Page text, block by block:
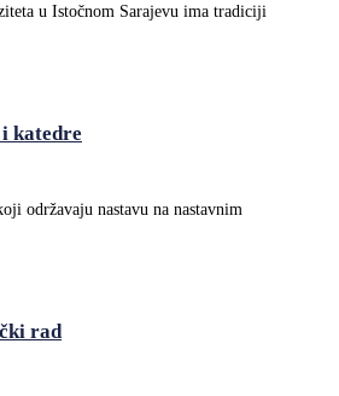
u Istočnom Sarajevu ima tradiciji
katedre
održavaju nastavu na nastavnim
rad